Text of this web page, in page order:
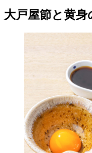
大戸屋節と黄